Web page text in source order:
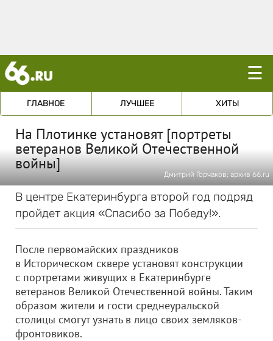
☰
ГЛАВНОЕ ЛУЧШЕЕ ХИТЫ
На Плотинке установят [портреты
ветеранов Великой Отечественной
войны]
Дмитрий Горчаков; архив 66.ru
В центре Екатеринбурга второй год подряд
пройдет акция «Спасибо за Победу!».
После первомайских праздников
в Историческом сквере установят конструкции
с портретами живущих в Екатеринбурге
ветеранов Великой Отечественной войны. Таким
образом жители и гости среднеуральской
столицы смогут узнать в лицо своих земляков-
фронтовиков.